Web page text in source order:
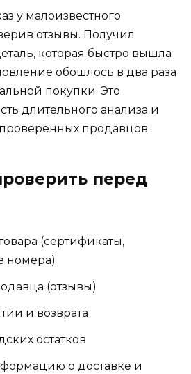
у малоизвестного
отзывы. Получил
которая быстро вышла
обошлось в два раза
покупки. Это
длительного анализа и
продавцов.
перед
(сертификаты,
номера)
(отзывы)
и возврата
остатков
о доставке и